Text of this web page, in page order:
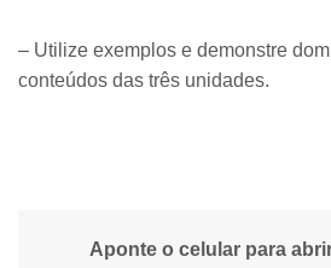
– Utilize exemplos e demonstre
conteúdos das três unidades.
Aponte o celular para